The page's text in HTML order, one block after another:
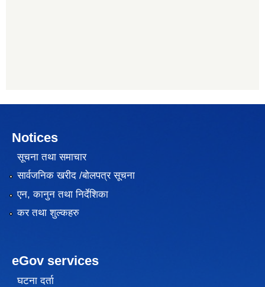
Notices
सूचना तथा समाचार
सार्वजनिक खरीद /बोलपत्र सूचना
एन, कानुन तथा निर्देशिका
कर तथा शुल्कहरु
eGov services
घटना दर्ता